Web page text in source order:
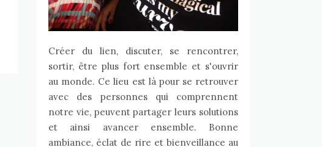
Créer du lien, discuter, se rencontrer,
sortir, être plus fort ensemble et s'ouvrir
au monde. Ce lieu est là pour se retrouver
avec des personnes qui comprennent
notre vie, peuvent partager leurs solutions
et ainsi avancer ensemble. Bonne
ambiance, éclat de rire et bienveillance au